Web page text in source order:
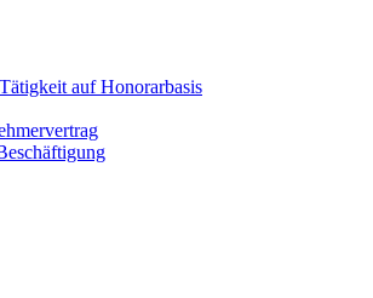
auf Honorarbasis